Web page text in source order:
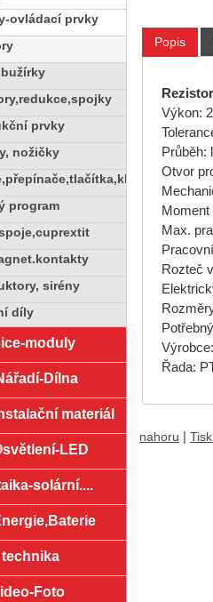
Popis
Výkon:
Průběh:
Otvor
Max.
Rozteč
Řada:
nahoru
ovládací prvky
bužírky
prvky
nožičky
program
sirény
díly
moduly
Dílna
materiál
LED
solární....
Foto